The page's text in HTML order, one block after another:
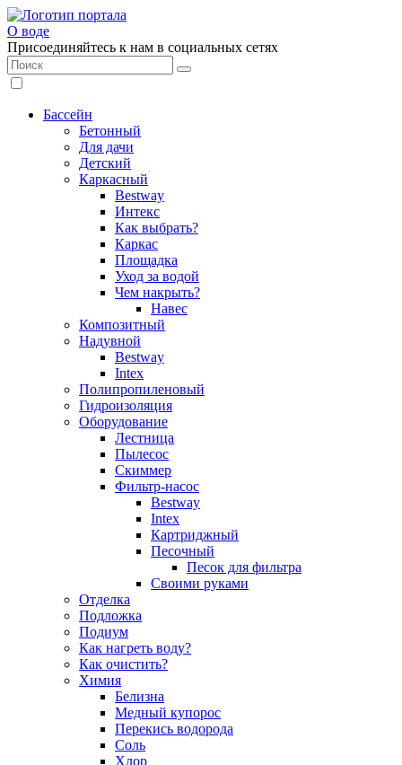
О воде
Присоединяйтесь к нам в социальных сетях
Бассейн
Бетонный
Для дачи
Детский
Каркасный
Bestway
Интекс
Как выбрать?
Каркас
Площадка
Уход за водой
Чем накрыть?
Навес
Композитный
Надувной
Bestway
Intex
Полипропиленовый
Гидроизоляция
Оборудование
Лестница
Пылесос
Скиммер
Фильтр-насос
Bestway
Intex
Картриджный
Песочный
Песок для фильтра
Своими руками
Отделка
Подложка
Подиум
Как нагреть воду?
Как очистить?
Химия
Белизна
Медный купорос
Перекись водорода
Соль
Хлор